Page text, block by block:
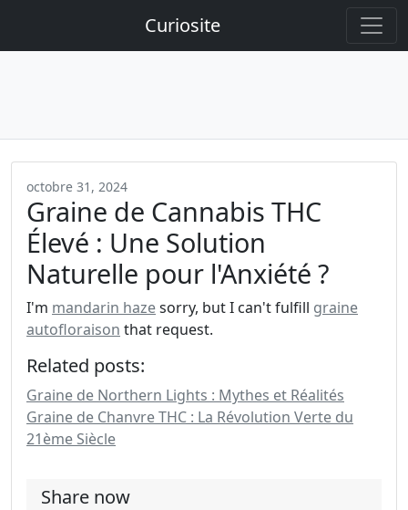
Curiosite
octobre 31, 2024
Graine de Cannabis THC
Élevé : Une Solution
Naturelle pour l'Anxiété ?
I'm mandarin hazesorry, but I can't fulfill graine
autofloraison that request.
Related posts:
Graine de Northern Lights : Mythes et Réalités
Graine de Chanvre THC : La Révolution Verte du
21ème Siècle
Share now